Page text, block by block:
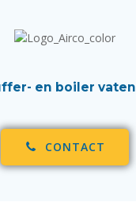
en boiler vaten
CONTACT